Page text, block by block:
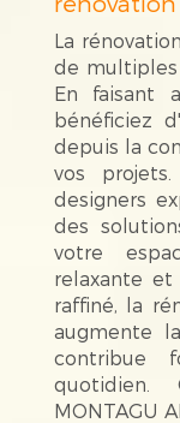
La
de multiples
En faisant
bénéficiez
depuis la
vos
designers
des
votre
relaxante
raffiné, la
augmente
contribue
quotidien.
MONTAGU